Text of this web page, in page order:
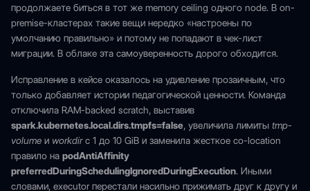
продолжаете биться в тот же memory ceiling одного node. В on-
premise-кластерах такие вещи нередко «настроены по
умолчанию правильно» и потому не попадают в чек-лист
миграции. В облаке эта самоуверенность дорого обходится.
Исправление в кейсе оказалось на удивление прозаичным, что
только добавляет истории педагогической ценности. Команда
отключила RAM-backed scratch, выставив
spark.kubernetes.local.dirs.tmpfs=false, увеличила лимиты tmp-
volume и workdirс 1 до 10 GiB и заменила жесткое co-location
правило на podAntiAffinity
preferredDuringSchedulingIgnoredDuringExecution. Иными
словами, executor перестали насильно прижимать друг к другу и